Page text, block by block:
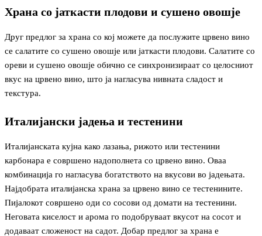
Храна со јаткасти плодови и сушено овошје
Друг предлог за храна со кој можете да послужите црвено вино
се салатите со сушено овошје или јаткасти плодови. Салатите со
ореви и сушено овошје обично се синхронизираат со целосниот
вкус на црвено вино, што ја нагласува нивната сладост и
текстура.
Италијански јадења и тестенини
Италијанската кујна како лазања, рижото или тестенини
карбонара е совршено надополнета со црвено вино. Оваа
комбинација го нагласува богатството на вкусови во јадењата.
Најдобрата италијанска храна за црвено вино се тестенините.
Пијалокот совршено оди со сосови од домати на тестенини.
Неговата киселост и арома го подобруваат вкусот на сосот и
додаваат сложеност на садот. Добар предлог за храна е